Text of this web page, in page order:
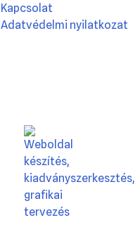
Kapcsolat
Adatvédelmi nyilatkozat